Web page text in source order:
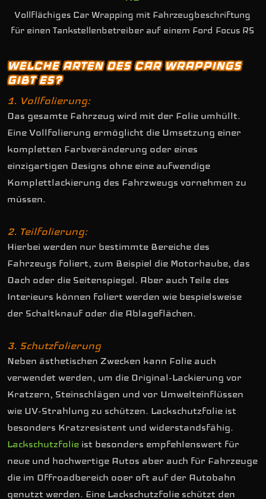
Vollflächiges Car Wrapping mit Fahrzeugbeschriftung
für einen Tankstellenbetreiber auf einem Ford Focus RS
WELCHE ARTEN DES CAR WRAPPINGS
GIBT ES?
1. Vollfolierung:
Das gesamte Fahrzeug wird mit der Folie umhüllt.
Eine Vollfolierung ermöglicht die Umsetzung einer
kompletten Farbveränderung oder eines
einzigartigen Designs ohne eine aufwendige
Komplettlackierung des Fahrzweugs vornehmen zu
müssen.
2. Teilfolierung:
Hierbei werden nur bestimmte Bereiche des
Fahrzeugs foliert, zum Beispiel die Motorhaube, das
Dach oder die Seitenspiegel. Aber auch Teile des
Interieurs können foliert werden wie bespielsweise
der Schaltknauf oder die Ablageflächen.
3. Schutzfolierung
Neben ästhetischen Zwecken kann Folie auch
verwendet werden, um die Original-Lackierung vor
Kratzern, Steinschlägen und vor Umwelteinflüssen
wie UV-Strahlung zu schützen. Lackschutzfolie ist
besonders Kratzresistent und widerstandsfähig.
Lackschutzfolieist besonders empfehlenswert für
neue und hochwertige Autos aber auch für Fahrzeuge
die im Offroadbereich ooer oft auf der Autobahn
genutzt werden. Eine Lackschutzfolie schützt den